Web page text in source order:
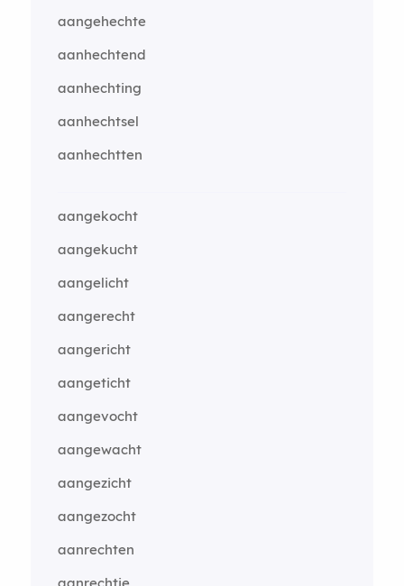
aangehechte
aanhechtend
aanhechting
aanhechtsel
aanhechtten
aangekocht
aangekucht
aangelicht
aangerecht
aangericht
aangeticht
aangevocht
aangewacht
aangezicht
aangezocht
aanrechten
aanrechtje